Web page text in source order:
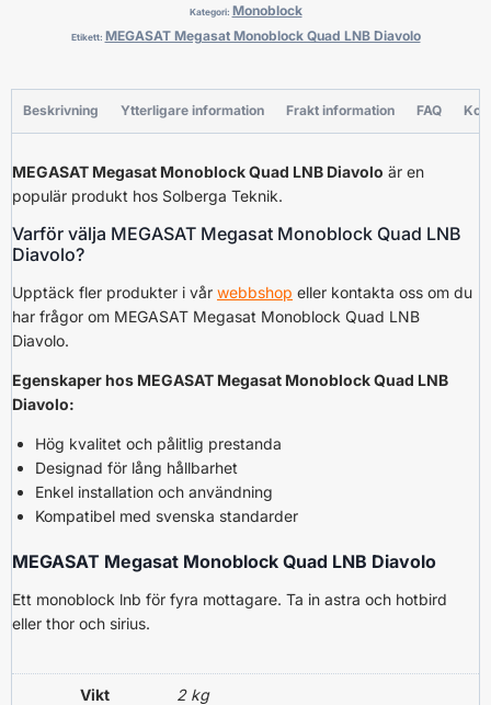
Kategori: Monoblock
Etikett: MEGASAT Megasat Monoblock Quad LNB Diavolo
Beskrivning Ytterligare information Frakt information FAQ
MEGASAT Megasat Monoblock Quad LNB Diavolo är en
populär produkt hos Solberga Teknik.
Varför välja MEGASAT Megasat Monoblock Quad LNB
Diavolo?
Upptäck fler produkter i vår webbshop eller kontakta oss om du
har frågor om MEGASAT Megasat Monoblock Quad LNB
Diavolo.
Egenskaper hos MEGASAT Megasat Monoblock Quad LNB
Diavolo:
Hög kvalitet och pålitlig prestanda
Designad för lång hållbarhet
Enkel installation och användning
Kompatibel med svenska standarder
MEGASAT Megasat Monoblock Quad LNB Diavolo
Ett monoblock lnb för fyra mottagare. Ta in astra och hotbird
eller thor och sirius.
Vikt 2 kg